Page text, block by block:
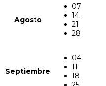
Agosto
07
14
21
28
Septiembre
04
11
18